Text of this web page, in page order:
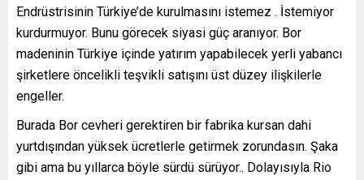
Endrüstrisinin Türkiye’de kurulmasını istemez . İstemiyor
kurdurmuyor. Bunu görecek siyasi güç aranıyor. Bor
madeninin Türkiye içinde yatırım yapabilecek yerli yabancı
şirketlere öncelikli teşvikli satışını üst düzey ilişkilerle
engeller.
Burada Bor cevheri gerektiren bir fabrika kursan dahi
yurtdışından yüksek ücretlerle getirmek zorundasın. Şaka
gibi ama bu yıllarca böyle sürdü sürüyor.. Dolayısıyla Rio